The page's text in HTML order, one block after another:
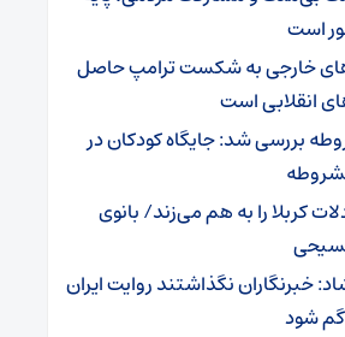
است
خارجی به شکست ترامپ حاصل
انقلابی است
بررسی شد: جایگاه کودکان در
کربلا را به هم می‌زند/ بانوی
خبرنگاران نگذاشتند روایت ایران
شود